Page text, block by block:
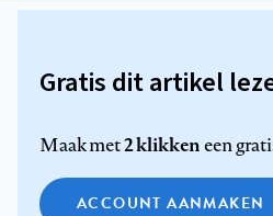
Gratis dit artikel
Maak met2 klikkeneen
ACCOUNT AANMAKEN